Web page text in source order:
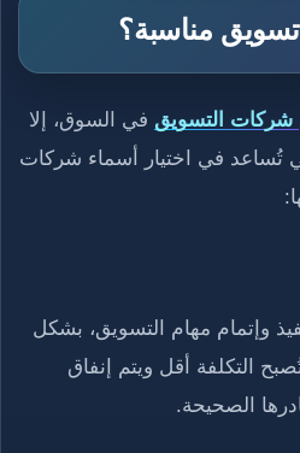
مناسبة؟
شركات التسويق في السوق، إلا
تُساعد في اختيار أسماء شركات
وإتمام مهام التسويق، بشكل
التكلفة أقل ويتم إنفاق
الصحيحة.